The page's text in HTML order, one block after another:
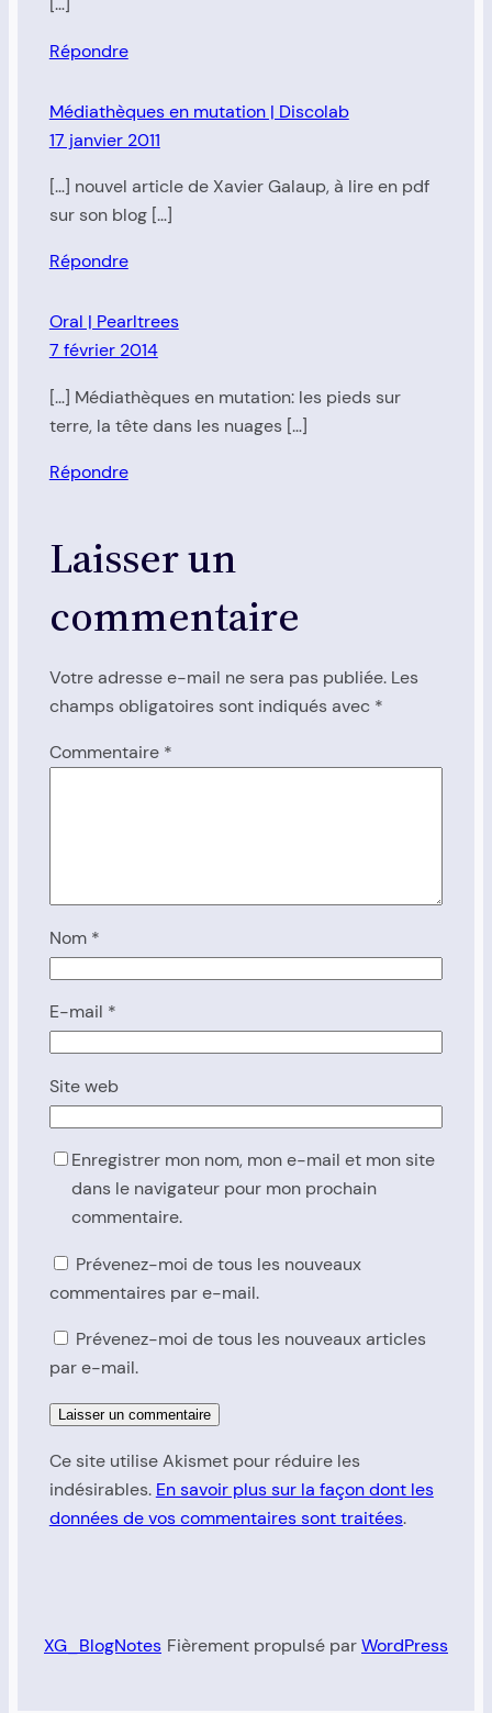
Répondre
Médiathèques en mutation | Discolab
17 janvier 2011
[…] nouvel article de Xavier Galaup, à lire en pdf
sur son blog […]
Répondre
Oral | Pearltrees
7 février 2014
[…] Médiathèques en mutation: les pieds sur
terre, la tête dans les nuages […]
Répondre
Laisser un
commentaire
Votre adresse e-mail ne sera pas publiée. Les
champs obligatoires sont indiqués avec *
Commentaire *
Nom *
E-mail *
Site web
Enregistrer mon nom, mon e-mail et mon site
dans le navigateur pour mon prochain
commentaire.
Prévenez-moi de tous les nouveaux
commentaires par e-mail.
Prévenez-moi de tous les nouveaux articles
par e-mail.
Ce site utilise Akismet pour réduire les
indésirables. En savoir plus sur la façon dont les
données de vos commentaires sont traitées.
XG_BlogNotes Fièrement propulsé parWordPress